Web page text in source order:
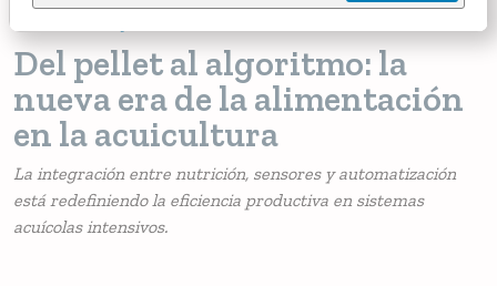
Del pellet al algoritmo: la
nueva era de la alimentación
en la acuicultura
La integración entre nutrición, sensores y automatización
está redefiniendo la eficiencia productiva en sistemas
acuícolas intensivos.